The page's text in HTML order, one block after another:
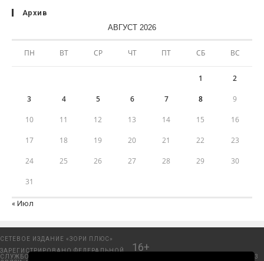
Архив
АВГУСТ 2026
ПН ВТ СР ЧТ ПТ СБ ВС
1 2
3 4 5 6 7 8 9
10 11 12 13 14 15 16
17 18 19 20 21 22 23
24 25 26 27 28 29 30
31
« Июл
СЕТЕВОЕ ИЗДАНИЕ «ЗОРИ ПЛЮС»
ЗАРЕГИСТРИРОВАНО ФЕДЕРАЛЬНОЙ
СЛУЖБОЙ ПО НАДЗОРУ В СФЕРЕ
16+
Добрянский городской портал. © 2006 - 2023